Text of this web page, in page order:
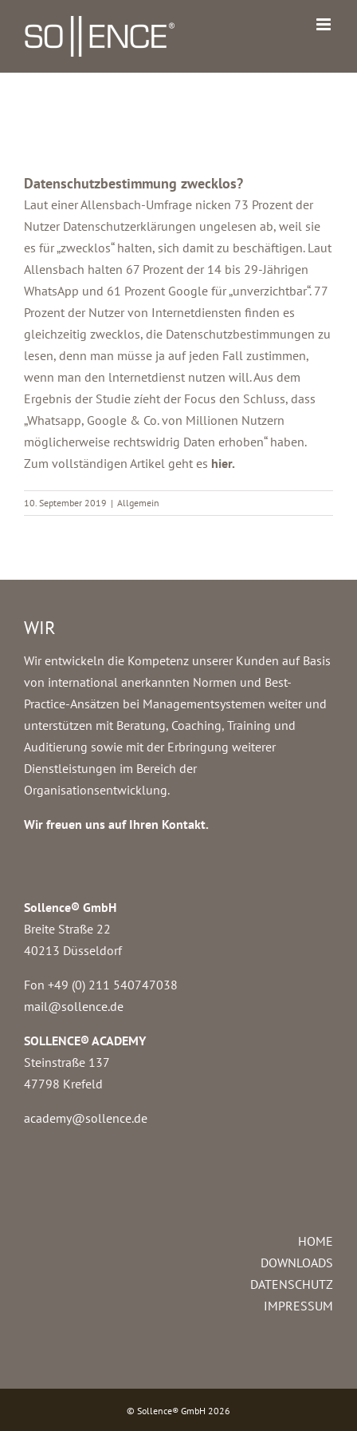
Inhalt
springen
Datenschutzbestimmung zwecklos?
Laut einer Allensbach-Umfrage nicken 73 Prozent der
Nutzer Datenschutzerklärungen ungelesen ab, weil sie
es für „zwecklos“ halten, sich damit zu beschäftigen. Laut
Allensbach halten 67 Prozent der 14 bis 29-Jährigen
WhatsApp und 61 Prozent Google für „unverzichtbar“. 77
Prozent der Nutzer von Internetdiensten finden es
gleichzeitig zwecklos, die Datenschutzbestimmungen zu
lesen, denn man müsse ja auf jeden Fall zustimmen,
wenn man den lnternetdienst nutzen will. Aus dem
Ergebnis der Studie zíeht der Focus den Schluss, dass
„Whatsapp, Google & Co. von Millionen Nutzern
möglicherweise rechtswidrig Daten erhoben“ haben.
Zum vollständigen Artikel geht es hier.
10. September 2019 | Allgemein
WIR
Wir entwickeln die Kompetenz unserer Kunden auf Basis
von international anerkannten Normen und Best-
Practice-Ansätzen bei Managementsystemen weiter und
unterstützen mit Beratung, Coaching, Training und
Auditierung sowie mit der Erbringung weiterer
Dienstleistungen im Bereich der
Organisationsentwicklung.
Wir freuen uns auf Ihren Kontakt.
Sollence® GmbH
Breite Straße 22
40213 Düsseldorf
Fon +49 (0) 211 540747038‬
mail@sollence.de
SOLLENCE® ACADEMY
Steinstraße 137
47798 Krefeld
academy@sollence.de
HOME
DOWNLOADS
DATENSCHUTZ
IMPRESSUM
© Sollence® GmbH 2026